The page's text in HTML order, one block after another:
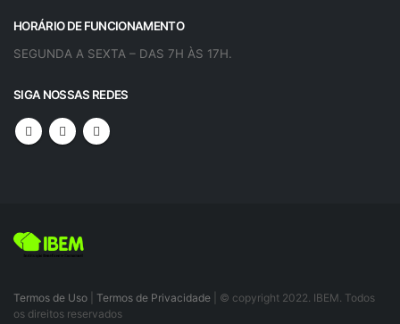
HORÁRIO DE FUNCIONAMENTO
SEGUNDA A SEXTA – DAS 7H ÀS 17H.
SIGA NOSSAS REDES
Termos de Uso Termos de Privacidade | © copyright 2022. IBEM. Todos
os direitos reservados